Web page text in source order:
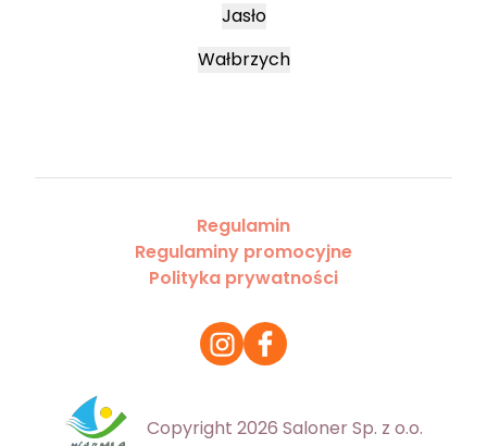
Jasło
Wałbrzych
Regulamin
Regulaminy promocyjne
Polityka prywatności
Copyright 2026 Saloner Sp. z o.o.